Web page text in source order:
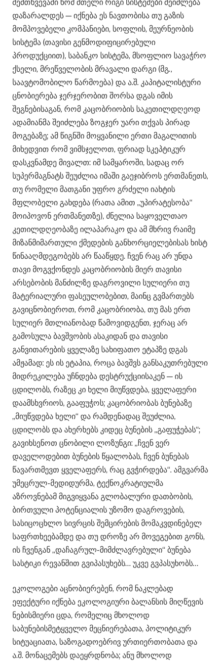
შემთხვევაში ხომ მთელი რიგი სისტემები შეიძლება
დაზარალდეს — იქნება ეს ნავთობისა თუ გაზის
მომპოვებელი კომპანიები, სოფლის, მეურნეობის
სისტემა (თავისი გენმოდიფიცირებული
პროდუქციით), საბანკო სისტემა, მსოფლიო სავაჭრო
ქსელი, მრეწველობის მრავალი დარგი (მგ.,
საავტომობილო წარმოება) და ა.შ. კაპიტალისტური
ცნობიერება ჯერჯერობით შორსა დგას იმის
შეგნებისაგან, რომ კაცობრიობის საკეთილდღეოდ
ადამიანმა შეიძლება ზოგჯერ უარი თქვას პირად
მოგებაზე; ამ წიგნში მოყვანილი ერთი მაგალითის
მიხედვით რომ ვიმსჯელოთ, ფრიად სკეპტიკურ
დასკვნამდე მივალთ: იმ სამყაროში, სადაც ორ
სუპერმაგნატს შეუძლია იმაში გაეჯიბროს ერთმანეთს,
თუ რომელი მათგანი უფრო გრძელი იახტის
მფლობელი გახდება (რათა ამით „უპირატესობა“
მოიპოვონ ერთმანეთზე), ძნელია საყოველთაო
კეთილდღეობაზე ილაპარაკო და ამ მხრივ რაიმე
მიზანმიმართული ქმედების განხორციელებისას ხისტ
წინააღმდეგობებს არ წააწყდე. ჩვენ რაც არ უნდა
თავი მოგვქონდეს კაცობრიობის მიერ თავისი
არსებობის მანძილზე დაგროვილი სულიერი თუ
მატერიალური ფასეულობებით, მაინც გვმართებს
გავიცნობიეროთ, რომ კაცობრიობა, თუ მას ერთ
სულიერ მთლიანობად წამოვიდგენთ, ჯერაც არ
გამოსულა ბავშვობის ასაკიდან და თავისი
განვითარების ყველაზე სახიფათო ეტაპზე დგას
ამჟამად: ეს ის ეტაპია, როცა ბავშვს განსაკუთრებული
მიდრეკილება უჩნდება დესტრუქციისაკენ — ის
ცდილობს, რაზეც კი ხელი მიუწვდება, ყველაფერი
დაამსხვრიოს, გააფუჭოს; კაცობრიობას ბუნებაზე
„მიუწვდება ხელი“ და რამდენადაც შეუძლია,
ცდილობს და ახერხებს კიდეც ბუნების „გაფუჭებას“;
გავიხსენოთ ცნობილი ლოზუნგი: „ჩვენ ვერ
დაველოდებით ბუნების წყალობას, ჩვენ ბუნებას
წავართმევთ ყველაფერს, რაც გვჭირდება“. ამგვარმა
უმეცრულ-მედიდურმა, ტექნოკრატიულმა
აზროვნებამ მიგვიყვანა გლობალური დათბობის,
ბირთვული პოტენციალის უზომო დაგროვების,
სასიცოცხლო სივრცის შემცირების მომაკვდინებელ
საფრთხეებამდე და თუ დროზე არ მოვეგებით გონს,
ის ჩვენგან „დაჩაგრულ-მიმძლავრებული“ ბუნება
სასტიკი რევანშით გვიპასუხებს… უკვე გვპასუხობს…
ეკოლოგები აცნობიერებენ, რომ ნაკლებად
ეფექტური იქნება ეკოლოგიური ბალანსის მიღწევის
ნებისმიერი ცდა, რომელიც მხოლოდ
საბუნებისმეტყველო მეცნიერებათა, პოლიტიკურ
სიტუაციათა, საზოგადოებრივ ურთიერთობათა და
ა.შ. მონაცემებს დაეყრდნობა; ანუ მხოლოდ